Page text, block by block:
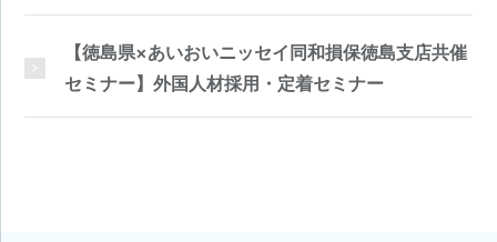
【徳島県×あいおいニッセイ同和損保徳島支店共催
セミナー】外国人材採用・定着セミナー